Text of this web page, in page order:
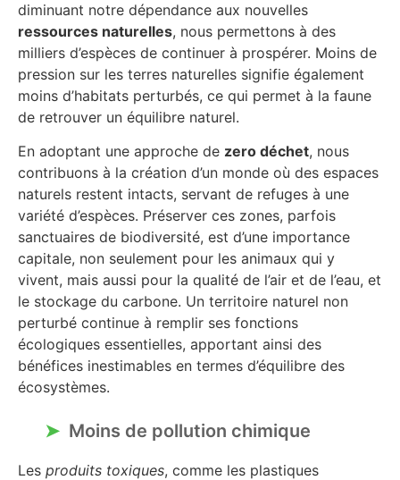
diminuant notre dépendance aux nouvelles
ressources naturelles, nous permettons à des
milliers d’espèces de continuer à prospérer. Moins de
pression sur les terres naturelles signifie également
moins d’habitats perturbés, ce qui permet à la faune
de retrouver un équilibre naturel.
En adoptant une approche de zero déchet, nous
contribuons à la création d’un monde où des espaces
naturels restent intacts, servant de refuges à une
variété d’espèces. Préserver ces zones, parfois
sanctuaires de biodiversité, est d’une importance
capitale, non seulement pour les animaux qui y
vivent, mais aussi pour la qualité de l’air et de l’eau, et
le stockage du carbone. Un territoire naturel non
perturbé continue à remplir ses fonctions
écologiques essentielles, apportant ainsi des
bénéfices inestimables en termes d’équilibre des
écosystèmes.
Moins de pollution chimique
Les produits toxiques, comme les plastiques